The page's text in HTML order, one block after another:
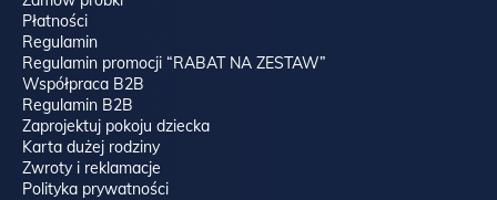
Płatności
Regulamin
Regulamin promocji “RABAT NA ZESTAW”
Współpraca B2B
Regulamin B2B
Zaprojektuj pokoju dziecka
Karta dużej rodziny
Zwroty i reklamacje
Polityka prywatności